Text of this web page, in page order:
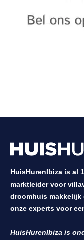
HuisHurenIbiza is al
marktleider voor
droomhuis
onze experts voor
HuisHurenIbiza is